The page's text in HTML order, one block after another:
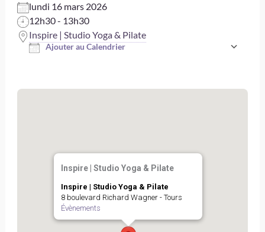
lundi 16 mars 2026
12h30 - 13h30
Inspire | Studio Yoga & Pilate
Ajouter au Calendrier
Inspire | Studio Yoga & Pilate
Inspire | Studio Yoga & Pilate
8 boulevard Richard Wagner - Tours
Évènements